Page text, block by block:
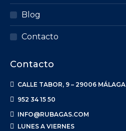
Blog
Contacto
Contacto
CALLE TABOR, 9 – 29006 MÁLAGA
952 34 15 50
INFO@RUBAGAS.COM
LUNES A VIERNES